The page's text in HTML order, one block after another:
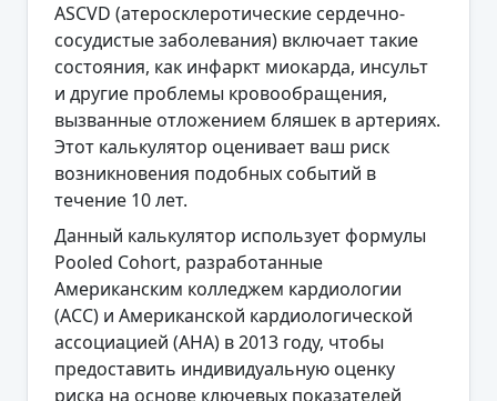
ASCVD (атеросклеротические сердечно-
сосудистые заболевания) включает такие
состояния, как инфаркт миокарда, инсульт
и другие проблемы кровообращения,
вызванные отложением бляшек в артериях.
Этот калькулятор оценивает ваш риск
возникновения подобных событий в
течение 10 лет.
Данный калькулятор использует формулы
Pooled Cohort, разработанные
Американским колледжем кардиологии
(ACC) и Американской кардиологической
ассоциацией (AHA) в 2013 году, чтобы
предоставить индивидуальную оценку
риска на основе ключевых показателей